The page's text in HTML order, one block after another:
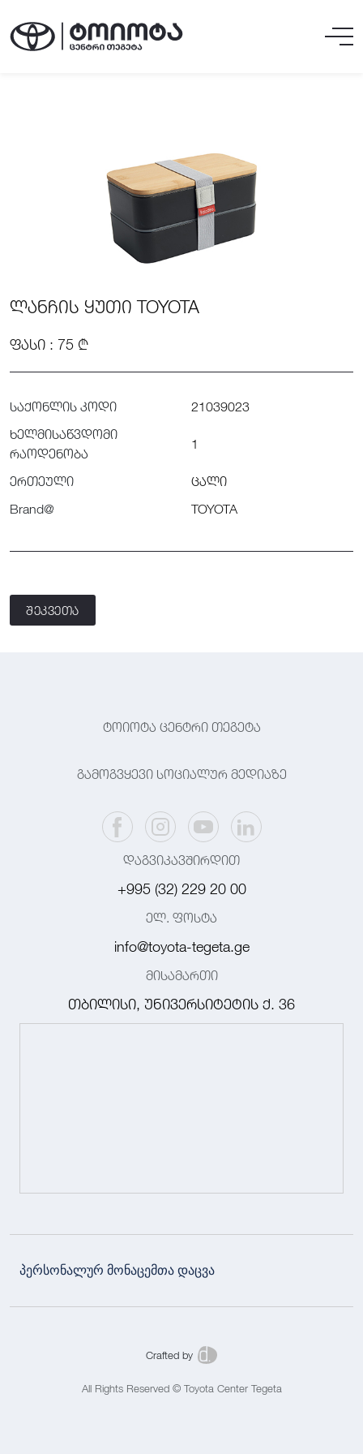
ᲚᲐᲜᲩᲘᲡ ᲧᲣᲗᲘ TOYOTA
ᲤᲐᲡᲘ : 75 ₾
საქონლის კოდი
21039023
ხელმისაწვდომი
რაოდენობა
1
ერთეული
ცალი
Brand@
TOYOTA
შეკვეთა
ტოიოტა ცენტრი თეგეტა
გამოგვყევი სოციალურ მედიაზე
დაგვიკავშირდით
+995 (32) 229 20 00
ელ. ფოსტა
info@toyota-tegeta.ge
მისამართი
თბილისი, უნივერსიტეტის ქ. 36
პერსონალურ მონაცემთა დაცვა
All Rights Reserved © Toyota Center Tegeta
Crafted by